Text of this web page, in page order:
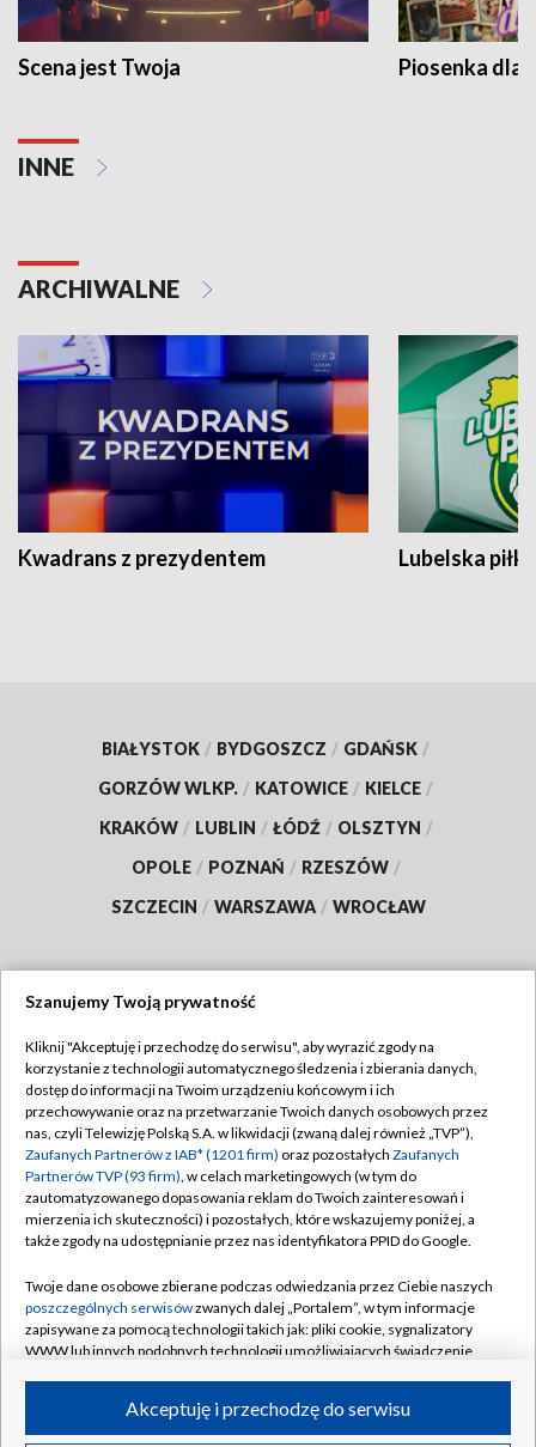
Scena jest Twoja Piosenka dla
INNE
ARCHIWALNE
Kwadrans z prezydentem Lubelska piłka
BIAŁYSTOK / BYDGOSZCZ / GDAŃSK /
GORZÓW WLKP. / KATOWICE / KIELCE /
KRAKÓW / LUBLIN / ŁÓDŹ / OLSZTYN /
OPOLE / POZNAŃ / RZESZÓW /
SZCZECIN / WARSZAWA / WROCŁAW
TVP
Abonament TVP
Emisja w TVP
Centrum informacji TVP
Naziemna Telewizja Cyfrowa
Rada Programowa
System NOS
Informacje o nadawcy
Program dla prasy
Regulamin TVP
Polityka prywatności
Moje zgody
Pomoc
Kontakt
Kanały
Szanujemy Twoją prywatność
Kliknij "Akceptuję i przechodzę do serwisu", aby wyrazić zgody na
korzystanie z technologii automatycznego śledzenia i zbierania danych,
dostęp do informacji na Twoim urządzeniu końcowym i ich
przechowywanie oraz na przetwarzanie Twoich danych osobowych przez
nas, czyli Telewizję Polską S.A. w likwidacji (zwaną dalej również „TVP”),
Zaufanych Partnerów z IAB* (1201 firm) oraz pozostałych Zaufanych
Partnerów TVP (93 firm), w celach marketingowych (w tym do
zautomatyzowanego dopasowania reklam do Twoich zainteresowań i
mierzenia ich skuteczności) i pozostałych, które wskazujemy poniżej, a
także zgody na udostępnianie przez nas identyfikatora PPID do Google.
Twoje dane osobowe zbierane podczas odwiedzania przez Ciebie naszych
poszczególnych serwisówzwanych dalej „Portalem”, w tym informacje
zapisywane za pomocą technologii takich jak: pliki cookie, sygnalizatory
WWW lub innych podobnych technologii umożliwiających świadczenie
ruchu w Internecie.Akceptuję i przechodzę do serwisu